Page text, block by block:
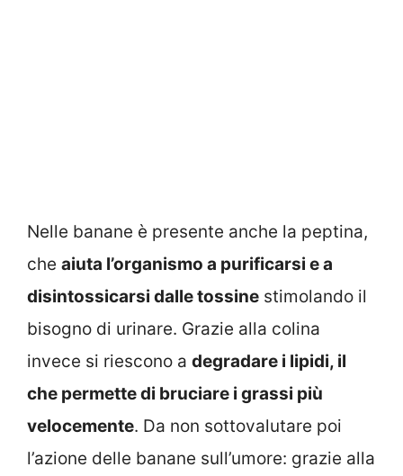
Nelle banane è presente anche la peptina,
che aiuta l’organismo a purificarsi e a
disintossicarsi dalle tossine stimolando il
bisogno di urinare. Grazie alla colina
invece si riescono a degradare i lipidi, il
che permette di bruciare i grassi più
velocemente. Da non sottovalutare poi
l’azione delle banane sull’umore: grazie alla